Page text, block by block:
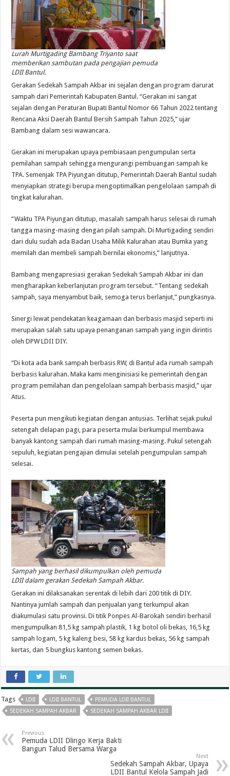
Lurah Murtigading Bambang Triyanto saat
memberikan sambutan pada pengajian pemuda
LDII Bantul.
Gerakan Sedekah Sampah Akbar ini sejalan dengan program darurat
sampah dari Pemerintah Kabupaten Bantul. “Gerakan ini sangat
sejalan dengan Peraturan Bupati Bantul Nomor 66 Tahun 2022 tentang
Rencana Aksi Daerah Bantul Bersih Sampah Tahun 2025,” ujar
Bambang dalam sesi wawancara.
Gerakan ini merupakan upaya pembiasaan pengumpulan serta
pemilahan sampah sehingga mengurangi pembuangan sampah ke
TPA. Semenjak TPA Piyungan ditutup, Pemerintah Daerah Bantul sudah
menyiapkan strategi berupa mengoptimalkan pengelolaan sampah di
tingkat kalurahan.
“Waktu TPA Piyungan ditutup, masalah sampah harus selesai di rumah
tangga masing-masing dengan pilah sampah. Di Murtigading sendiri
dari dulu sudah ada Badan Usaha Milik Kalurahan atau Bumka yang
memilah dan membeli sampah bernilai ekonomis,” lanjutnya.
Bambang mengapresiasi gerakan Sedekah Sampah Akbar ini dan
mengharapkan keberlanjutan program tersebut. “Tentang sedekah
sampah, saya menyambut baik, semoga terus berlanjut,” pungkasnya.
Sinergi lewat pendekatan keagamaan dan berbasis masjid seperti ini
merupakan salah satu upaya penanganan sampah yang ingin dirintis
oleh DPW LDII DIY.
“Di kota ada bank sampah berbasis RW, di Bantul ada rumah sampah
berbasis kalurahan. Maka kami menginisiasi ke pemerintah dengan
program pemilahan dan pengelolaan sampah berbasis masjid,” ujar
Atus.
Peserta pun mengikuti kegiatan dengan antusias. Terlihat sejak pukul
setengah delapan pagi, para peserta mulai berkumpul membawa
banyak kantong sampah dari rumah masing-masing. Pukul setengah
sepuluh, kegiatan pengajian dimulai setelah pengumpulan sampah
selesai.
Sampah yang berhasil dikumpulkan oleh pemuda
LDII dalam gerakan Sedekah Sampah Akbar.
Gerakan ini dilaksanakan serentak di lebih dari 200 titik di DIY.
Nantinya jumlah sampah dan penjualan yang terkumpul akan
diakumulasi satu provinsi. Di titik Ponpes Al-Barokah sendiri berhasil
mengumpulkan 81,5 kg sampah plastik, 1 kg botol oli bekas, 16,5 kg
sampah logam, 5 kg kaleng besi, 58 kg kardus bekas, 56 kg sampah
kertas, dan 5 bungkus kantong semen bekas.
Tags LDII LDII BANTUL
PEMUDA LDII BANTUL
SEDEKAH SAMPAH AKBAR
SEDEKAH SAMPAH AKBAR LDII
Previous
Pemuda LDII Dlingo Kerja Bakti
Bangun Talud Bersama Warga
Next
Sedekah Sampah Akbar, Upaya
LDII Bantul Kelola Sampah Jadi